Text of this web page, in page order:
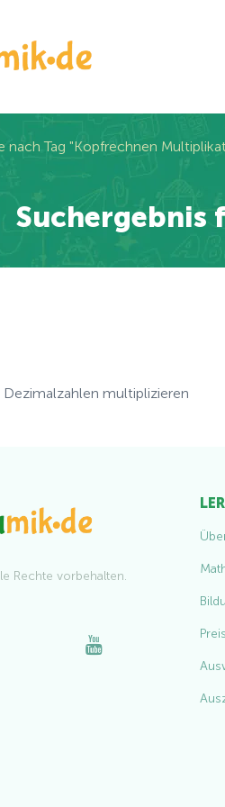
nach Tag "Kopfrechnen
multiplizieren
Rechte vorbehalten.